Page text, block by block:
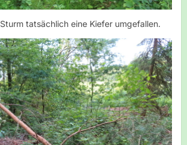
tatsächlich eine Kiefer umgefallen.